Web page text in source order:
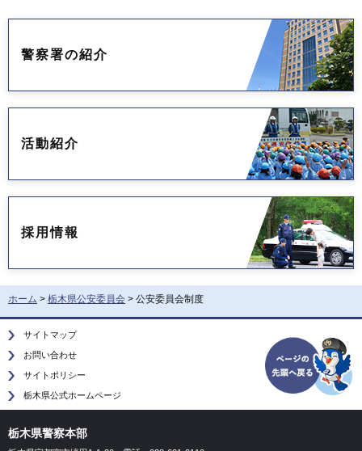
警察署の紹介
活動紹介
採用情報
ホーム > 栃木県公安委員会 > 公安委員会制度
サイトマップ
お問い合わせ
サイトポリシー
栃木県公式ホームページ
栃木県警察本部